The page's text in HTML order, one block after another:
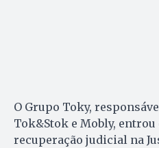
O Grupo Toky,
Tok&Stok e Mobly,
recuperação judicial na